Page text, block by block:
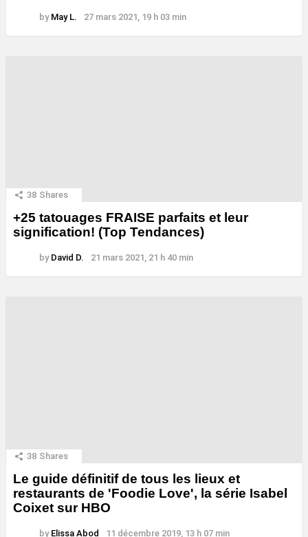
by May L. 27 mars 2021, 19 h 03 min
38 Shares
+25 tatouages ​​FRAISE parfaits et leur
signification! (Top Tendances)
by David D. 21 mars 2021, 21 h 40 min
38 Shares
Le guide définitif de tous les lieux et
restaurants de 'Foodie Love', la série Isabel
Coixet sur HBO
by Elissa Abod 11 décembre 2019, 13 h 07 min